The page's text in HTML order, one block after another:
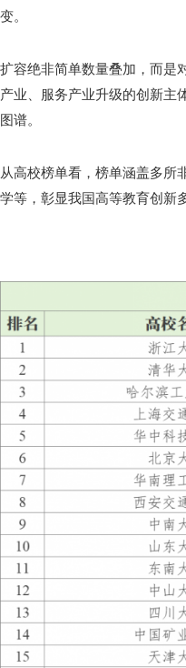
变。
扩容绝非简单数量叠加，而是
产业、服务产业升级的创新主
图谱。
从高校榜单看，榜单涵盖多所
学等，彰显我国高等教育创新